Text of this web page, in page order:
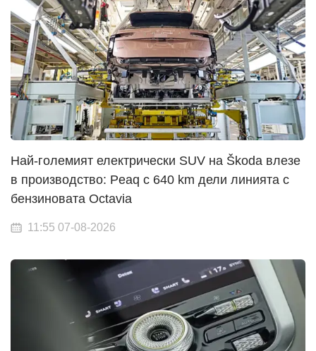
Най-големият електрически SUV на Škoda влезе
в производство: Peaq с 640 km дели линията с
бензиновата Octavia
11:55 07-08-2026